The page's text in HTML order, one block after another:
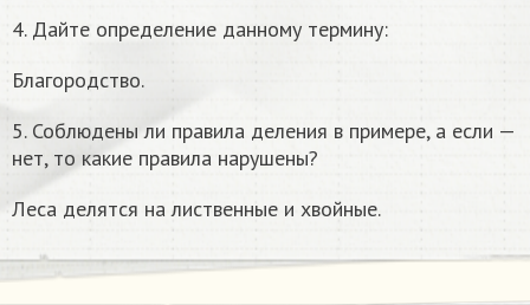
4. Дайте определение данному термину:
Благородство.
5. Соблюдены ли правила деления в примере, а если —
нет, то какие правила нарушены?
Леса делятся на лиственные и хвойные.